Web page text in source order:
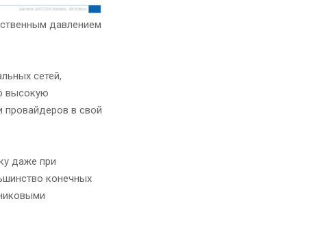
давлением
сетей,
высокую
провайдеров в свой
даже при
конечных